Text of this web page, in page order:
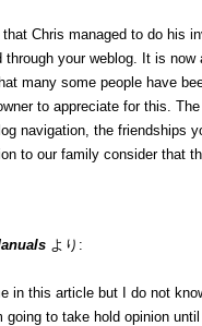
Chris managed to do his
your weblog. It is now
many some people have
to appreciate for this.
navigation, the friendships
to our family consider that
より:
in this article but I do not
to take hold opinion